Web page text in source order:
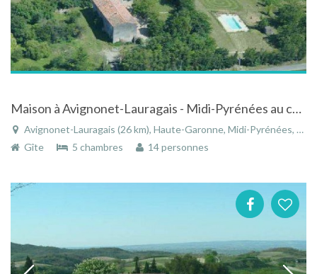
Maison à Avignonet-Lauragais - Midi-Pyrénées au coeur de la Toscane française avec piscine
Avignonet-Lauragais (26 km), Haute-Garonne, Midi-Pyrénées, France
Gîte
5 chambres 14 personnes